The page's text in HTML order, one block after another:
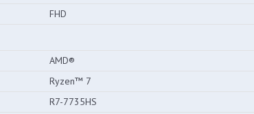
FHD
AMD®
Ryzen™ 7
R7-7735HS